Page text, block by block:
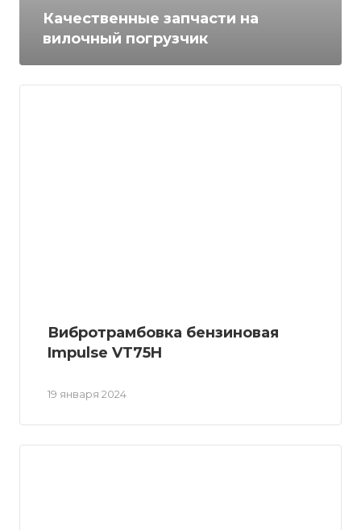
Качественные запчасти на
вилочный погрузчик
19 января 2024
Вибротрамбовка бензиновая
Impulse VT75H